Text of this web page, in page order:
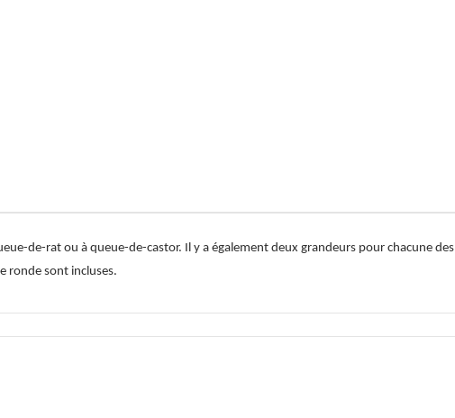
de-rat ou à queue-de-castor. Il y a également deux grandeurs pour chacune des
ronde sont incluses.